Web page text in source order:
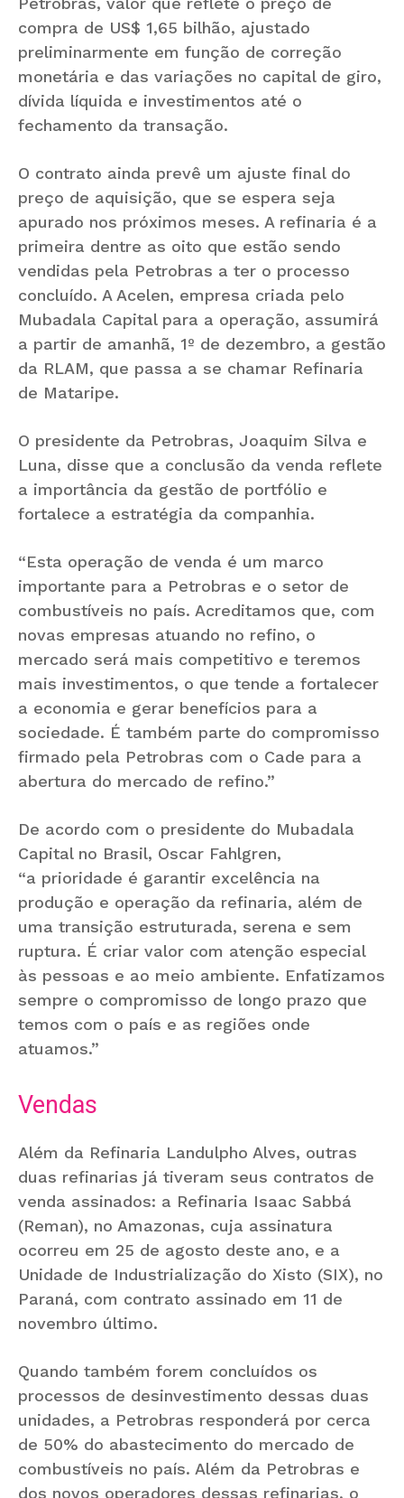
compra de US$ 1,65 bilhão, ajustado
preliminarmente em função de correção
monetária e das variações no capital de giro,
dívida líquida e investimentos até o
fechamento da transação.
O contrato ainda prevê um ajuste final do
preço de aquisição, que se espera seja
apurado nos próximos meses. A refinaria é a
primeira dentre as oito que estão sendo
vendidas pela Petrobras a ter o processo
concluído. A Acelen, empresa criada pelo
Mubadala Capital para a operação, assumirá
a partir de amanhã, 1º de dezembro, a gestão
da RLAM, que passa a se chamar Refinaria
de Mataripe.
O presidente da Petrobras, Joaquim Silva e
Luna, disse que a conclusão da venda reflete
a importância da gestão de portfólio e
fortalece a estratégia da companhia.
“Esta operação de venda é um marco
importante para a Petrobras e o setor de
combustíveis no país. Acreditamos que, com
novas empresas atuando no refino, o
mercado será mais competitivo e teremos
mais investimentos, o que tende a fortalecer
a economia e gerar benefícios para a
sociedade. É também parte do compromisso
firmado pela Petrobras com o Cade para a
abertura do mercado de refino.”
De acordo com o presidente do Mubadala
Capital no Brasil, Oscar Fahlgren,
“a prioridade é garantir excelência na
produção e operação da refinaria, além de
uma transição estruturada, serena e sem
ruptura. É criar valor com atenção especial
às pessoas e ao meio ambiente. Enfatizamos
sempre o compromisso de longo prazo que
temos com o país e as regiões onde
atuamos.”
Vendas
Além da Refinaria Landulpho Alves, outras
duas refinarias já tiveram seus contratos de
venda assinados: a Refinaria Isaac Sabbá
(Reman), no Amazonas, cuja assinatura
ocorreu em 25 de agosto deste ano, e a
Unidade de Industrialização do Xisto (SIX), no
Paraná, com contrato assinado em 11 de
novembro último.
Quando também forem concluídos os
processos de desinvestimento dessas duas
unidades, a Petrobras responderá por cerca
de 50% do abastecimento do mercado de
combustíveis no país. Além da Petrobras e
dos novos operadores dessas refinarias, o